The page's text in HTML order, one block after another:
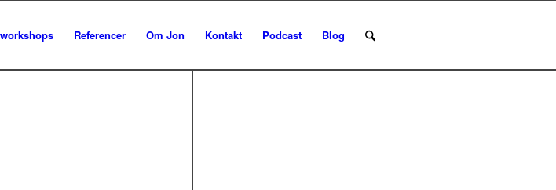
Referencer Om Jon Kontakt Podcast Blog